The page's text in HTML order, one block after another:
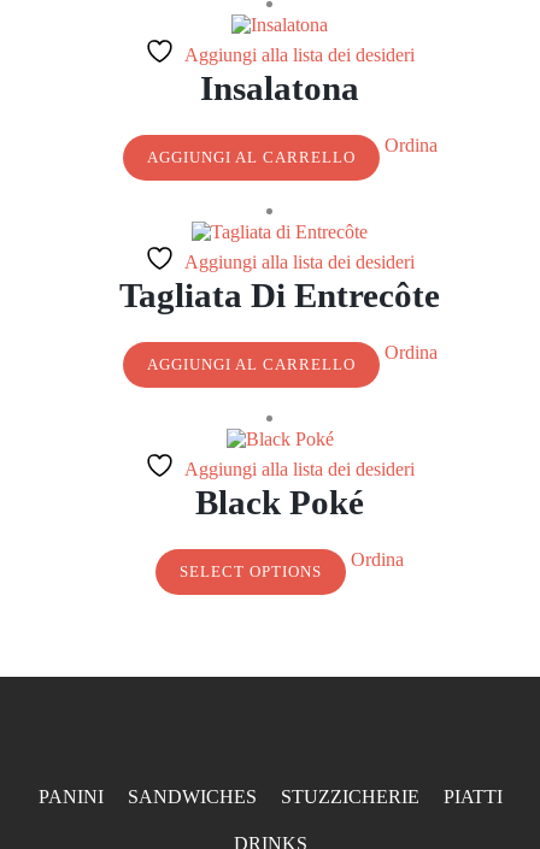
Aggiungi alla lista dei desideri
Insalatona
AGGIUNGI AL CARRELLO
Ordina
Aggiungi alla lista dei desideri
Tagliata Di Entrecôte
AGGIUNGI AL CARRELLO
Ordina
Aggiungi alla lista dei desideri
Black Poké
SELECT OPTIONS
Ordina
PANINI SANDWICHES STUZZICHERIE PIATTI
DRINKS